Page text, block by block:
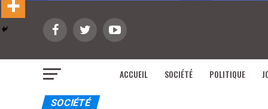
ACCUEIL SOCIÉTÉ POLITIQUE
SOCIÉTÉ